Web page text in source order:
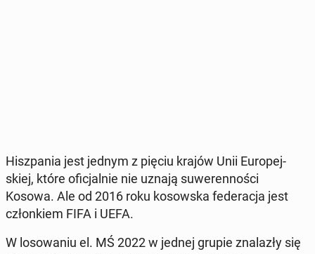
Hisz­pa­nia jest jednym z pięciu krajów Unii Eu­ro­pej­
skiej, które ofi­cjal­nie nie uznają su­we­ren­no­ści
Kosowa. Ale od 2016 roku ko­sow­ska fe­de­ra­cja jest
człon­kiem FIFA i UEFA.
W lo­so­wa­niu el. MŚ 2022 w jednej grupie zna­la­zły się